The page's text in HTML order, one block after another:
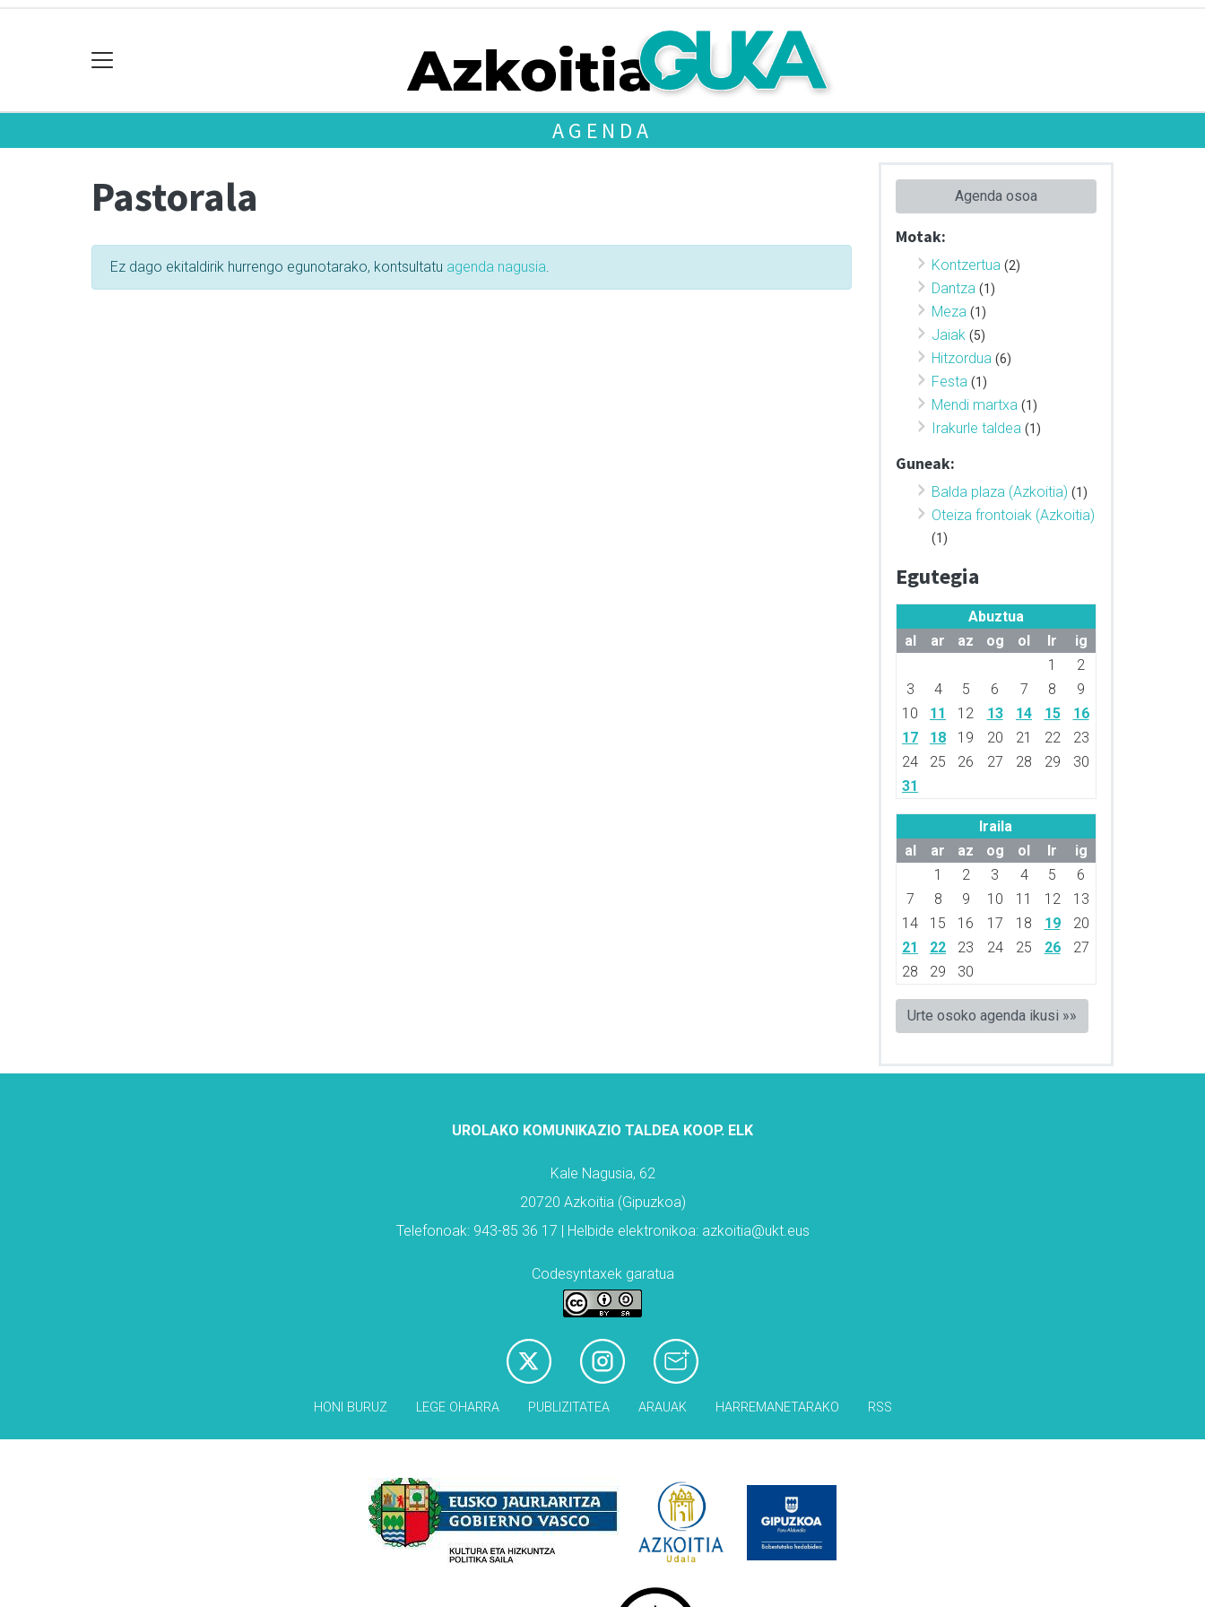
AGENDA
Pastorala
Ez dago ekitaldirik hurrengo egunotarako, kontsultatu agenda nagusia.
Agenda osoa
Motak:
Kontzertua (2)
Dantza (1)
Meza (1)
Jaiak (5)
Hitzordua (6)
Festa (1)
Mendi martxa (1)
Irakurle taldea (1)
Guneak:
Balda plaza (Azkoitia) (1)
Oteiza frontoiak (Azkoitia)
(1)
Egutegia
Abuztua
al
ar az og ol lr
ig
1
2
3
4 5 6 7 8
9
10
11 12 13 14 15
16
17
18 19 20 21 22
23
24
25 26 27 28 29
30
31
Iraila
al
ar az og ol lr
ig
1
2 3 4 5
6
7
8 9 10 11 12
13
14
15 16 17 18 19
20
21
22 23 24 25 26
27
28
29 30
Urte osoko agenda ikusi »»
UROLAKO KOMUNIKAZIO TALDEA KOOP. ELK
Kale Nagusia, 62
20720 Azkoitia (Gipuzkoa)
Telefonoak: 943-85 36 17 | Helbide elektronikoa: azkoitia@ukt.eus
Codesyntaxek garatua
HONI BURUZ LEGE OHARRA PUBLIZITATEA ARAUAK HARREMANETARAKO RSS